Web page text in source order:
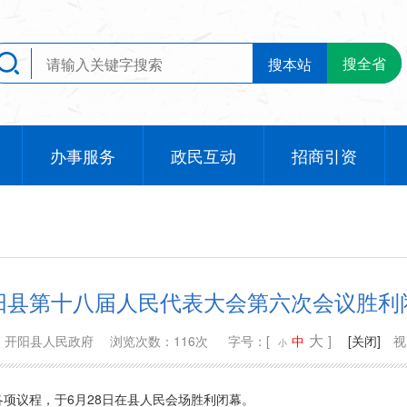
搜本站 搜全省
办事服务 政民互动 招商引资
县第十八届人民代表大会第六次会议胜利
开阳县人民政府 浏览次数：116次 字号：[ 小 中 大 ] [关闭]
议程，于6月28日在县人民会场胜利闭幕。